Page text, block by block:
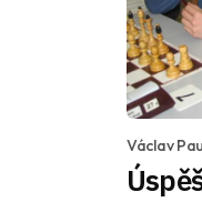
Václav